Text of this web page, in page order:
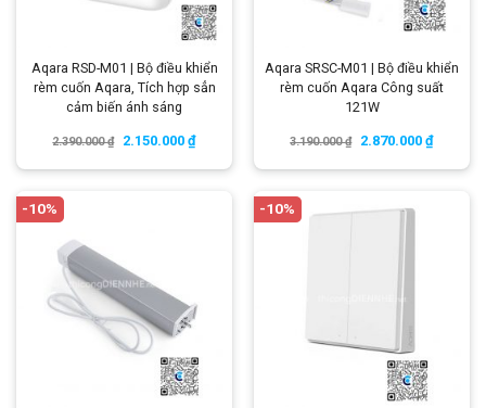
Aqara RSD-M01 | Bộ điều khiển
rèm cuốn Aqara, Tích hợp sẳn
cảm biến ánh sáng
2.390.000₫ 2.150.000 ₫
Aqara SRSC-M01 | Bộ điều khiển
rèm cuốn Aqara Công suất
121W
3.190.000₫ 2.870.000 ₫
-10% -10%